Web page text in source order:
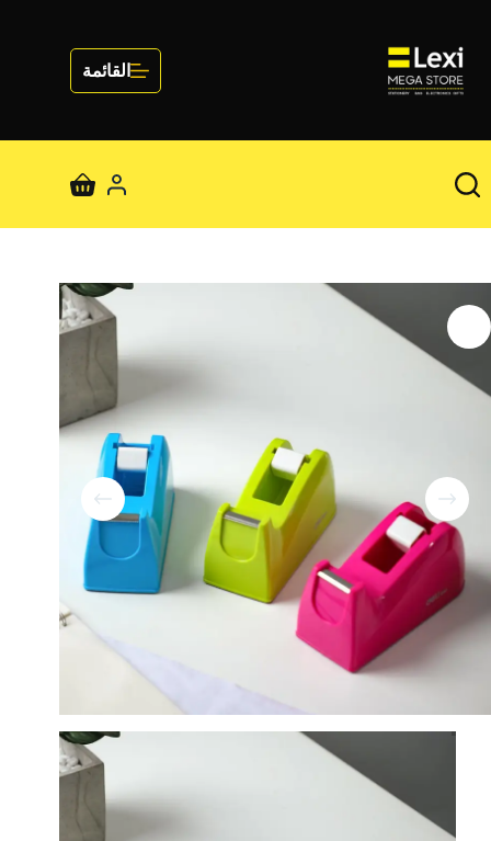
المحتوى
القائمة
عربة